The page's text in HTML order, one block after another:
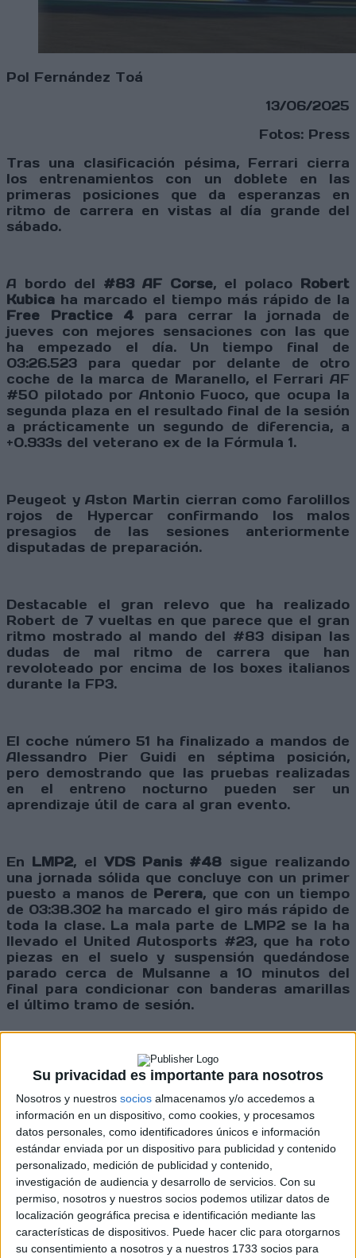
Su privacidad es importante para nosotros
Nosotros y nuestros socios almacenamos y/o accedemos a
información en un dispositivo, como cookies, y procesamos
datos personales, como identificadores únicos e información
estándar enviada por un dispositivo para publicidad y contenido
personalizado, medición de publicidad y contenido,
investigación de audiencia y desarrollo de servicios. Con su
permiso, nosotros y nuestros socios podemos utilizar datos de
localización geográfica precisa e identificación mediante las
características de dispositivos. Puede hacer clic para otorgarnos
su consentimiento a nosotros y a nuestros 1733 socios para
Pol Fernández Toá
13/06/2025
Fotos: Press
Tras una clasificación pésima, Ferrari cierra
los entrenamientos con un doblete en las
primeras posiciones que da esperanzas en
ritmo de carrera en vistas al día grande del
sábado.
A bordo del #83 AF Corse, el polaco Robert
Kubica ha marcado el tiempo más rápido de la
Free Practice 4 para cerrar la jornada de
jueves con mejores sensaciones con las que
ha empezado el día. Un tiempo final de
03:26.523 para quedar por delante de otro
coche de la marca de Maranello, el Ferrari AF
#50 pilotado por Antonio Fuoco, que ocupa la
segunda plaza en el resultado final de la sesión
a prácticamente un segundo de diferencia, a
+0.933s del veterano ex de la Fórmula 1.
Peugeot y Aston Martin cierran como farolillos
rojos de Hypercar confirmando los malos
presagios de las sesiones anteriormente
disputadas de preparación.
Destacable el gran relevo que ha realizado
Robert de 7 vueltas en que parece que el gran
ritmo mostrado al mando del #83 disipan las
dudas de mal ritmo de carrera que han
revoloteado por encima de los boxes italianos
durante la FP3.
El coche número 51 ha finalizado a mandos de
Alessandro Pier Guidi en séptima posición,
pero demostrando que las pruebas realizadas
en el entreno nocturno pueden ser un
aprendizaje útil de cara al gran evento.
En LMP2, el VDS Panis #48 sigue realizando
una jornada sólida que concluye con un primer
puesto a manos de Perera, que con un tiempo
de 03:38.302 ha marcado el giro más rápido de
toda la clase. La mala parte de LMP2 se la ha
llevado el United Autosports #23, que ha roto
piezas en el suelo y suspensión quedándose
parado cerca de Mulsanne a 10 minutos del
final para condicionar con banderas amarillas
el último tramo de sesión.
, sólido primer puesto del
Team #87, que conJose María ‘Pechito’ López
al volante ha marcado la diferencia con el
Lexus RC F para sacarle +01.168 segundos al
Racing Spirit of Leman #10 bajo los focos y la
noche en el centro de Francia.
Cargando
nueva noticia
No hay más noticias en esta categoría.